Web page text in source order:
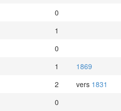
0
1
0
1 1869
2 vers 1831
0